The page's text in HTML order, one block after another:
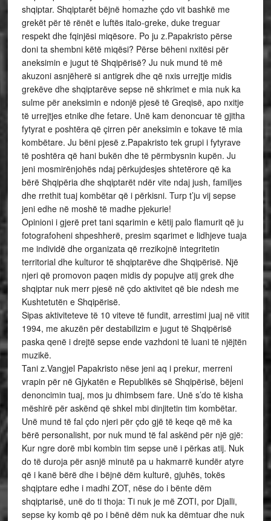
shqiptar. Shqiptarët bëjnë homazhe çdo vit bashkë me
grekët për të rënët e luftës italo-greke, duke treguar
respekt dhe fqinjësi miqësore. Po ju z.Papakristo përse
doni ta shembni këtë miqësi? Përse bëheni nxitësi për
aneksimin e jugut të Shqipërisë? Ju nuk mund të më
akuzoni asnjëherë si antigrek dhe që nxis urrejtje midis
grekëve dhe shqiptarëve sepse në shkrimet e mia nuk ka
sulme për aneksimin e ndonjë pjesë të Greqisë, apo nxitje
të urrejtjes etnike dhe fetare. Unë kam denoncuar të gjitha
fytyrat e poshtëra që çirren për aneksimin e tokave të mia
kombëtare. Ju bëni pjesë z.Papakristo tek grupi i fytyrave
të poshtëra që hani bukën dhe të përmbysnin kupën. Ju
jeni mosmirënjohës ndaj përkujdesjes shtetërore që ka
bërë Shqipëria dhe shqiptarët ndër vite ndaj jush, familjes
dhe rrethit tuaj kombëtar që i përkisni. Turp t’ju vij sepse
jeni edhe në moshë të madhe pjekurie!
Opinioni i gjerë pret tani sqarimin e këtij palo flamurit që ju
fotografoheni shpeshherë, presim sqarimet e lidhjeve tuaja
me individë dhe organizata që rrezikojnë integritetin
territorial dhe kulturor të shqiptarëve dhe Shqipërisë. Një
njeri që promovon paqen midis dy popujve atij grek dhe
shqiptar nuk merr pjesë në çdo aktivitet që bie ndesh me
Kushtetutën e Shqipërisë.
Sipas aktiviteteve të 10 viteve të fundit, arrestimi juaj në vitit
1994, me akuzën për destabilizim e jugut të Shqipërisë
paska qenë i drejtë sepse ende vazhdoni të luani të njëjtën
muzikë.
Tani z.Vangjel Papakristo nëse jeni aq i prekur, merreni
vrapin për në Gjykatën e Republikës së Shqipërisë, bëjeni
denoncimin tuaj, mos ju dhimbsem fare. Unë s’do të kisha
mëshirë për askënd që shkel mbi dinjitetin tim kombëtar.
Unë mund të fal çdo njeri për çdo gjë të keqe që më ka
bërë personalisht, por nuk mund të fal askënd për një gjë:
Kur ngre dorë mbi kombin tim sepse unë i përkas atij. Nuk
do të duroja për asnjë minutë pa u hakmarrë kundër atyre
që i kanë bërë dhe i bëjnë dëm kulturë, gjuhës, tokës
shqiptare edhe i madhi ZOT, nëse do i bënte dëm
shqiptarisë, unë do ti thoja: Ti nuk je më ZOTI, por Djalli,
sepse ky komb që po i bënë dëm nuk ka dëmtuar dhe nuk